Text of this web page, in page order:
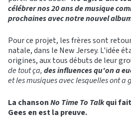
célébrer nos 20 ans de musique
prochaines avec notre nouvel
Pour ce projet, les frères sont
natale, dans le New Jersey. L'idée
origines, aux tous débuts de leur
de tout ça,des influences qu'on a
et les musiques avec lesquelles ont a
La chansonNo Time To Talkqui
Gees en est la preuve.